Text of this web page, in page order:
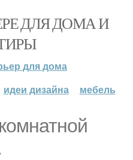
ДЛЯ ДОМА И
для дома
идеи дизайна мебель